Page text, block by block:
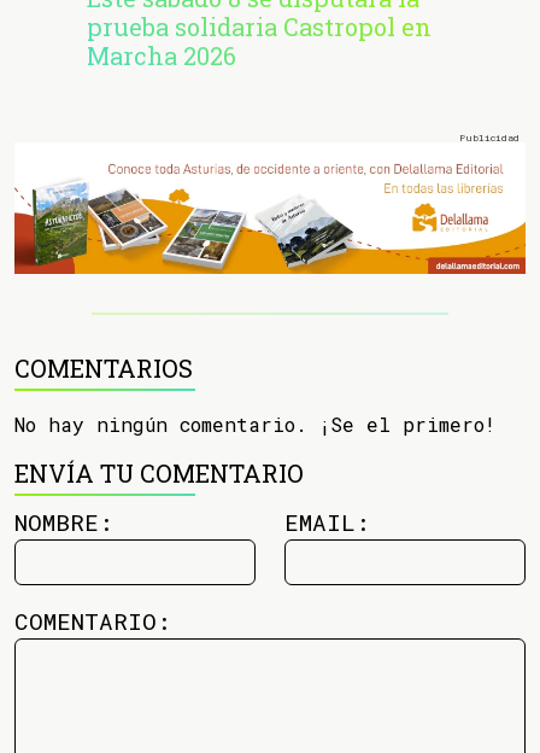
prueba solidaria Castropol en
Marcha 2026
COMENTARIOS
No hay ningún comentario. ¡Se el primero!
ENVÍA TU COMENTARIO
NOMBRE: EMAIL:
COMENTARIO: